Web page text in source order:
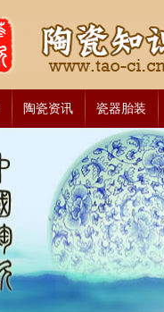
陶瓷资讯 瓷器胎装